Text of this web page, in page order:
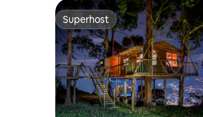
Superhost
Superhost